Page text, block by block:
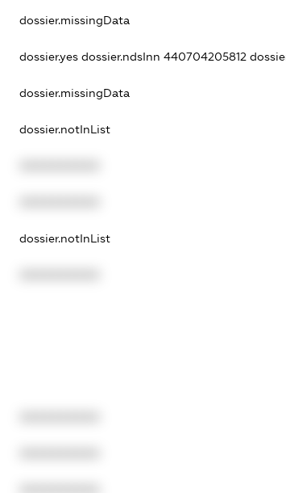
dossier.missingData
dossier.yes dossier.ndsInn 440704205812
dossier.missingData
dossier.notInList
dossier.notInList